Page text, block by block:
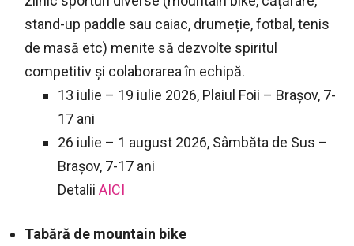
stand-up paddle sau caiac, drumeție, fotbal, tenis
de masă etc) menite să dezvolte spiritul
competitiv și colaborarea în echipă.
13 iulie – 19 iulie 2026, Plaiul Foii – Brașov, 7-
17 ani
26 iulie – 1 august 2026, Sâmbăta de Sus –
Brașov, 7-17 ani
Detalii AICI
Tabără de mountain bike